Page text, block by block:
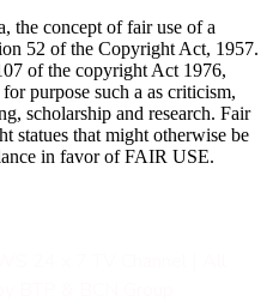
the concept of fair use of a
52 of the Copyright Act, 1957.
of the copyright Act 1976,
purpose such a as criticism,
scholarship and research. Fair
statues that might otherwise be
in favor of FAIR USE.